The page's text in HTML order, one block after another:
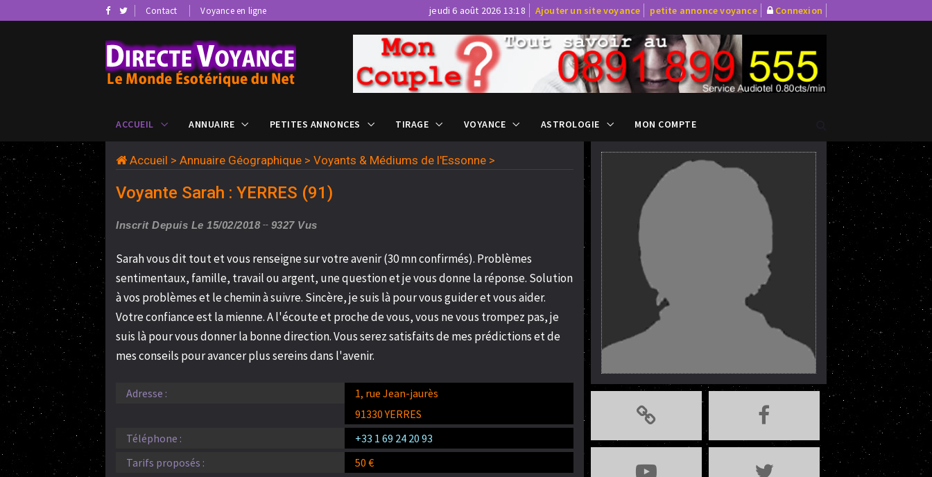
Contact Voyance en ligne jeudi 6 août 2026 13:18 Ajouter un site voyance petite annonce voyance Connexion
ACCUEIL ANNUAIRE PETITES ANNONCES TIRAGE VOYANCE ASTROLOGIE MON COMPTE
Accueil > Annuaire Géographique > Voyants & Médiums de l'Essonne >
Voyante Sarah : YERRES (91)
Inscrit Depuis Le 15/02/2018 9327 Vus
Sarah vous dit tout et vous renseigne sur votre avenir (30 mn confirmés). Problèmes
sentimentaux, famille, travail ou argent, une question et je vous donne la réponse. Solution
à vos problèmes et le chemin à suivre. Sincère, je suis là pour vous guider et vous aider.
Votre confiance est la mienne. A l'écoute et proche de vous, vous ne vous trompez pas, je
suis là pour vous donner la bonne direction. Vous serez satisfaits de mes prédictions et de
mes conseils pour avancer plus sereins dans l'avenir.
Adresse :
1, rue Jean-jaurès
91330 YERRES
Téléphone :
+33 1 69 24 20 93
Tarifs proposés :
50 €